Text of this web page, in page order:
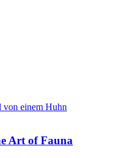
Art of Fauna